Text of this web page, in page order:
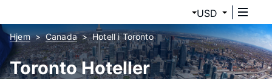
USD
Hjem Canada Hotell i Toronto
Toronto Hoteller